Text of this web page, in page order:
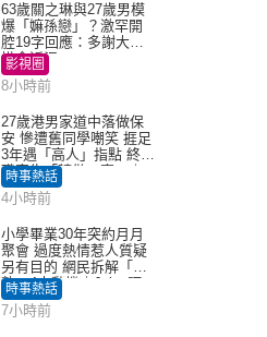
63歲關之琳與27歲男模
爆「嫲孫戀」？激罕開
腔19字回應：多謝大家
掛念近況
影視圈
8小時前
27歲港男家道中落做保
安 慘遭舊同學嘲笑 捱足
3年遇「高人」指點 終辭
職宣告「轉做一事」｜
Juicy叮
時事熱話
4小時前
小學畢業30年突約月月
聚會 過度熱情惹人質疑
另有目的 網民拆解「扮
熟」4大動機｜Juicy叮
時事熱話
7小時前